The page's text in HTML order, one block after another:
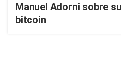
Manuel Adorni sobre
bitcoin